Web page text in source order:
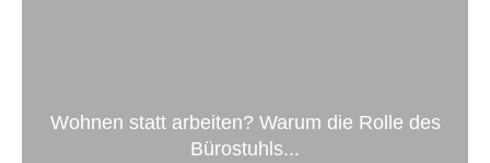
Wohnen statt arbeiten? Warum die Rolle des
Bürostuhls...